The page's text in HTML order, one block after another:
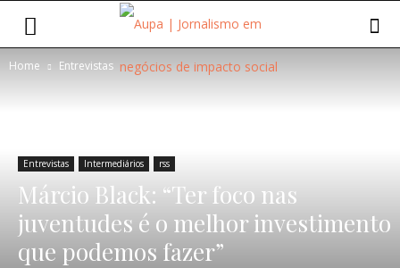
Home Entrevistas
Entrevistas Intermediários rss
Márcio Black: “Ter foco nas
juventudes é o melhor investimento
que podemos fazer”